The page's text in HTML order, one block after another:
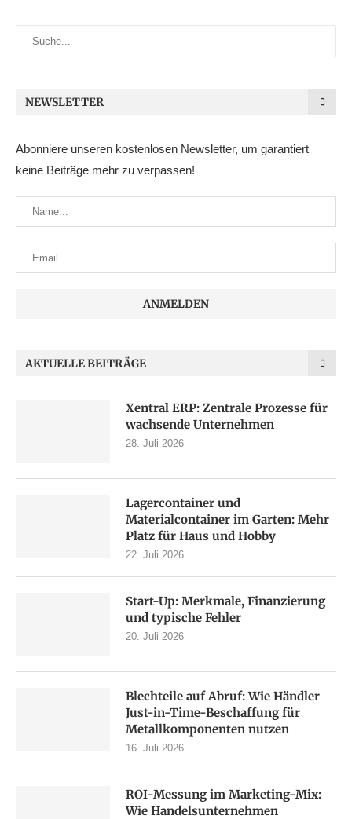
NEWSLETTER
Abonniere unseren kostenlosen Newsletter, um garantiert
keine Beiträge mehr zu verpassen!
AKTUELLE BEITRÄGE
Xentral ERP: Zentrale Prozesse für
wachsende Unternehmen
28. Juli 2026
Lagercontainer und
Materialcontainer im Garten: Mehr
Platz für Haus und Hobby
22. Juli 2026
Start-Up: Merkmale, Finanzierung
und typische Fehler
20. Juli 2026
Blechteile auf Abruf: Wie Händler
Just-in-Time-Beschaffung für
Metallkomponenten nutzen
16. Juli 2026
ROI-Messung im Marketing-Mix:
Wie Handelsunternehmen